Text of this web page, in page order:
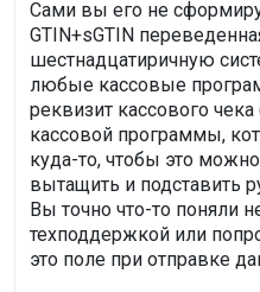
Сами вы его не
GTIN+sGTIN
шестнадцатиричную
любые кассовые
реквизит кассового
кассовой программы,
куда-то, чтобы это
вытащить и подставить
Вы точно что-то поняли
техподдержкой или
это поле при отправке